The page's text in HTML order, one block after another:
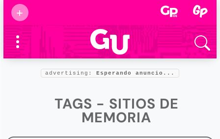
+
Supermamás
2025
Marcas de
confianza
Foro salud
advertising: Esperando anuncio...
TAGS - SITIOS DE
MEMORIA